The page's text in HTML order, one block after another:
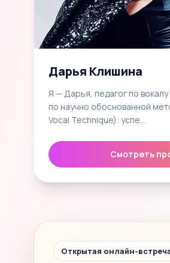
Дарья Клишина
Я — Дарья, педагог по
по научно обоснованной
Vocal Technique): успе…
Смотреть
Открытая онлайн-